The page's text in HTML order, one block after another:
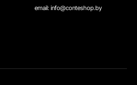
email: info@conteshop.by